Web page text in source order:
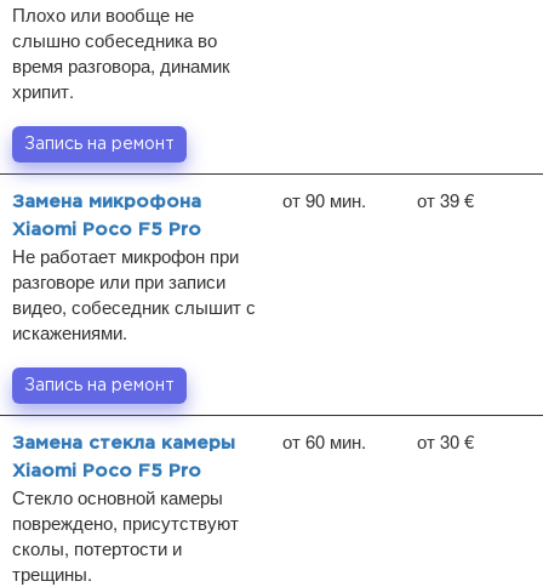
Плохо или вообще не
слышно собеседника во
время разговора, динамик
хрипит.
Запись на ремонт
Замена микрофона
Xiaomi Poco F5 Pro
Не работает микрофон при
разговоре или при записи
видео, собеседник слышит с
искажениями.
от 90 мин. от 39 €
Запись на ремонт
Замена стекла камеры
Xiaomi Poco F5 Pro
Стекло основной камеры
повреждено, присутствуют
сколы, потертости и
трещины.
от 60 мин. от 30 €